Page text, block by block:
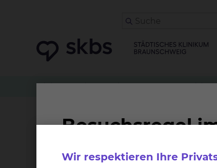
Klinikwegweiser Kinder- & Jugendmedizin
Famulatur
Im Städtischen Klinikum Braunschweig
Wir respektieren Ihre